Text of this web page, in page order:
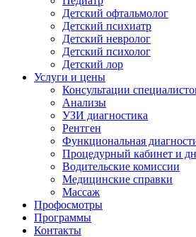
Детский офтальмолог
Детский психиатр
Детский невролог
Детский психолог
Детский лор
Услуги и цены
Консультации
Анализы
УЗИ диагностика
Рентген
Функциональная
Процедурный кабинет и
Водительские комиссии
Медицинские справки
Массаж
Профосмотры
Программы
Контакты